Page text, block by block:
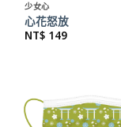
少女心
心花怒放
NT$ 149